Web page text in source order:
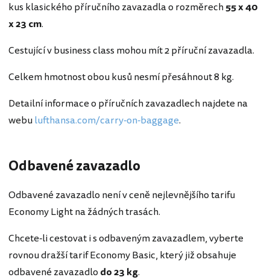
kus klasického příručního zavazadla o rozměrech55 x 40
x 23 cm.
Cestující v business class mohou mít 2 příruční zavazadla.
Celkem hmotnost obou kusů nesmí přesáhnout 8 kg.
Detailní informace o příručních zavazadlech najdete na
webulufthansa.com/carry-on-baggage.
Odbavené zavazadlo
Odbavené zavazadlo není v ceně nejlevnějšího tarifu
Economy Light na žádných trasách.
Chcete-li cestovat i s odbaveným zavazadlem, vyberte
rovnou dražší tarif Economy Basic, který již obsahuje
odbavené zavazadlo do 23 kg.